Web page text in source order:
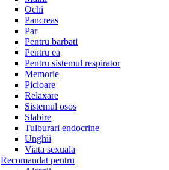
Ochi
Pancreas
Par
Pentru barbati
Pentru ea
Pentru sistemul respirator
Memorie
Picioare
Relaxare
Sistemul osos
Slabire
Tulburari endocrine
Unghii
Viata sexuala
Recomandat pentru